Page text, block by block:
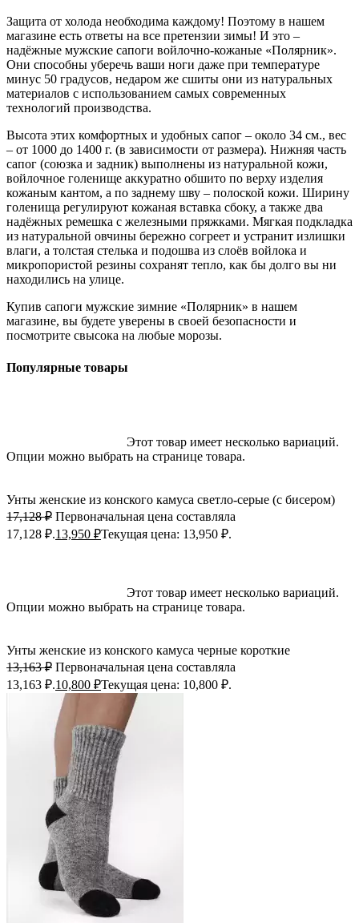
Защита от холода необходима каждому! Поэтому в нашем
магазине есть ответы на все претензии зимы! И это –
надёжные мужские сапоги войлочно-кожаные «Полярник».
Они способны уберечь ваши ноги даже при температуре
минус 50 градусов, недаром же сшиты они из натуральных
материалов с использованием самых современных
технологий производства.
Высота этих комфортных и удобных сапог – около 34 см., вес
– от 1000 до 1400 г. (в зависимости от размера). Нижняя часть
сапог (союзка и задник) выполнены из натуральной кожи,
войлочное голенище аккуратно обшито по верху изделия
кожаным кантом, а по заднему шву – полоской кожи. Ширину
голенища регулируют кожаная вставка сбоку, а также два
надёжных ремешка с железными пряжками. Мягкая подкладка
из натуральной овчины бережно согреет и устранит излишки
влаги, а толстая стелька и подошва из слоёв войлока и
микропористой резины сохранят тепло, как бы долго вы ни
находились на улице.
Купив сапоги мужские зимние «Полярник» в нашем
магазине, вы будете уверены в своей безопасности и
посмотрите свысока на любые морозы.
Популярные товары
Этот товар имеет несколько вариаций.
Опции можно выбрать на странице товара.
Унты женские из конского камуса светло-серые (с бисером)
17,128₽ Первоначальная цена составляла
17,128 ₽.13,950 ₽Текущая цена: 13,950 ₽.
Этот товар имеет несколько вариаций.
Опции можно выбрать на странице товара.
Унты женские из конского камуса черные короткие
13,163₽ Первоначальная цена составляла
13,163 ₽.10,800 ₽Текущая цена: 10,800 ₽.